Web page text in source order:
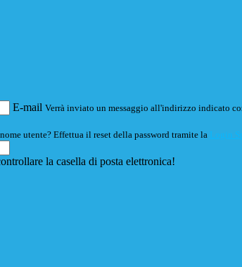
E-mail Verrà inviato un messaggio all'indirizzo indicato
utente? Effettua il reset della password tramite la Login
la casella di posta elettronica!